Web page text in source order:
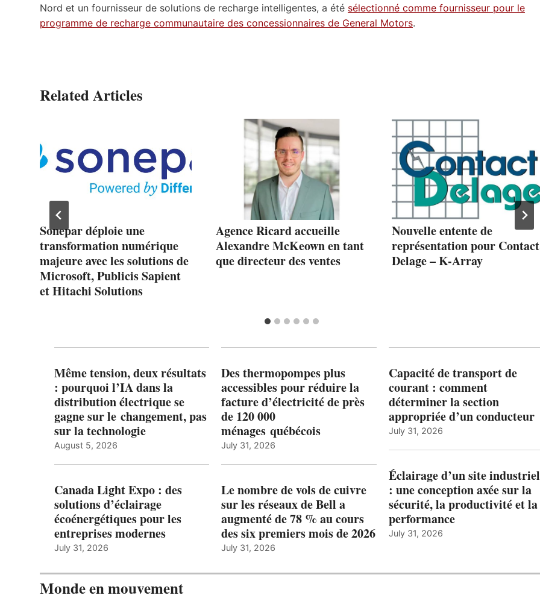
Nord et un fournisseur de solutions de recharge intelligentes, a été sélectionné comme fournisseur pour le
programme de recharge communautaire des concessionnaires de General Motors.
Related Articles
Sonepar déploie une
transformation numérique
majeure avec les solutions de
Microsoft, Publicis Sapient
et Hitachi Solutions
Agence Ricard accueille
Alexandre McKeown en tant
que directeur des ventes
Nouvelle entente de
représentation pour Contact
Delage – K-Array
Même tension, deux résultats
: pourquoi l’IA dans la
distribution électrique se
gagne sur le changement, pas
sur la technologie
August 5, 2026
Canada Light Expo : des
solutions d’éclairage
écoénergétiques pour les
entreprises modernes
July 31, 2026
Des thermopompes plus
accessibles pour réduire la
facture d’électricité de près
de 120 000
ménages québécois
July 31, 2026
Le nombre de vols de cuivre
sur les réseaux de Bell a
augmenté de 78 % au cours
des six premiers mois de 2026
July 31, 2026
Capacité de transport de
courant : comment
déterminer la section
appropriée d’un conducteur
July 31, 2026
Éclairage d’un site industriel
: une conception axée sur la
sécurité, la productivité et la
performance
July 31, 2026
Monde en mouvement